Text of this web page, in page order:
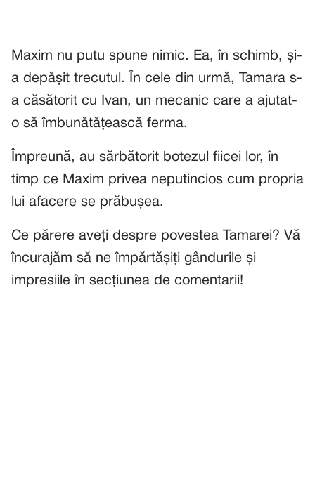
Maxim nu putu spune nimic. Ea, în schimb, și-
a depășit trecutul. În cele din urmă, Tamara s-
a căsătorit cu Ivan, un mecanic care a ajutat-
o să îmbunătățească ferma.
Împreună, au sărbătorit botezul fiicei lor, în
timp ce Maxim privea neputincios cum propria
lui afacere se prăbușea.
Ce părere aveți despre povestea Tamarei? Vă
încurajăm să ne împărtășiți gândurile și
impresiile în secțiunea de comentarii!